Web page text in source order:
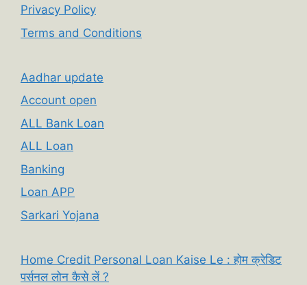
Privacy Policy
Terms and Conditions
Aadhar update
Account open
ALL Bank Loan
ALL Loan
Banking
Loan APP
Sarkari Yojana
Home Credit Personal Loan Kaise Le : होम क्रेडिट
पर्सनल लोन कैसे लें ?